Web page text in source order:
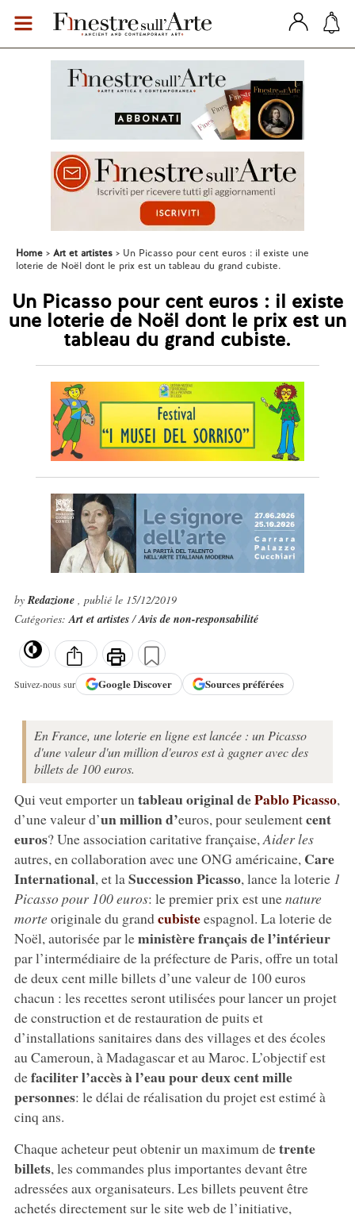
Home Art et artistes
Un Picasso pour cent euros : il existe une
loterie de Noël dont le prix est un tableau du grand cubiste.
Un Picasso pour cent euros : il existe
une loterie de Noël dont le prix est un
tableau du grand cubiste.
byRedazione , publié le 15/12/2019
Catégories:Art et artistes/Avis de non-responsabilité
Suivez-nous sur GoogleDiscover Sources préférées
En France, une loterie en ligne est lancée : un Picasso
d'une valeur d'un million d'euros est à gagner avec des
billets de 100 euros.
Qui veut emporter un tableau original dePablo Picasso,
d’une valeur d’un million d’euros, pour seulementcent
euros? Une association caritative française, Aider les
autres, en collaboration avec une ONG américaine, Care
International, et la Succession Picasso, lance la loterie 1
Picasso pour 100 euros: le premier prix est unenature
morteoriginale du grandcubisteespagnol. La loterie de
Noël, autorisée par leministère français de l’intérieur
par l’intermédiaire de la préfecture de Paris, offre un total
de deux cent mille billets d’une valeur de 100 euros
chacun : les recettes seront utilisées pour lancer un projet
de construction et de restauration de puits et
d’installations sanitaires dans des villages et des écoles
au Cameroun, à Madagascar et au Maroc. L’objectif est
defaciliter l’accès à l’eau pour deux cent mille
personnes: le délai de réalisation du projet est estimé à
cinq ans.
Chaque acheteur peut obtenir un maximum detrente
billets, les commandes plus importantes devant être
adressées aux organisateurs. Les billets peuvent être
achetés directement sur le site web de l’initiative,